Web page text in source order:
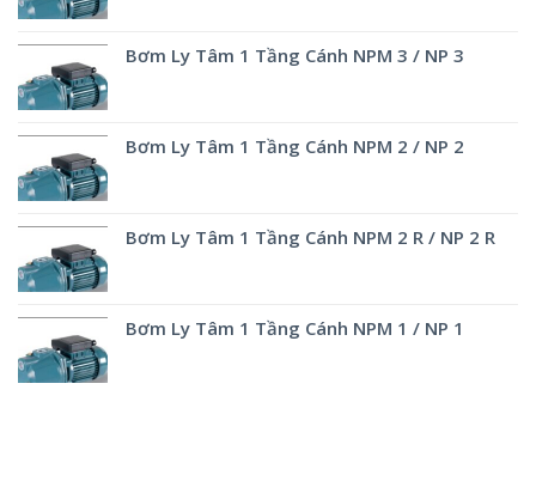
Bơm Ly Tâm 1 Tầng Cánh NPM 3 / NP 3
Bơm Ly Tâm 1 Tầng Cánh NPM 2 / NP 2
Bơm Ly Tâm 1 Tầng Cánh NPM 2 R / NP 2 R
Bơm Ly Tâm 1 Tầng Cánh NPM 1 / NP 1